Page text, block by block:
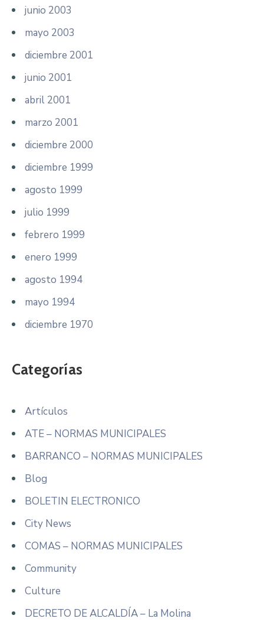
junio 2003
mayo 2003
diciembre 2001
junio 2001
abril 2001
marzo 2001
diciembre 2000
diciembre 1999
agosto 1999
julio 1999
febrero 1999
enero 1999
agosto 1994
mayo 1994
diciembre 1970
Categorías
Artículos
ATE – NORMAS MUNICIPALES
BARRANCO – NORMAS MUNICIPALES
Blog
BOLETIN ELECTRONICO
City News
COMAS – NORMAS MUNICIPALES
Community
Culture
DECRETO DE ALCALDÍA – La Molina